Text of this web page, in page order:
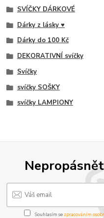
SVÍČKY DÁRKOVÉ
Dárky z lásky ♥
Dárky do 100 Kč
DEKORATIVNÍ svíčky
Svíčky
svíčky SOŠKY
svíčky LAMPIONY
Souhlasím se zpracováním